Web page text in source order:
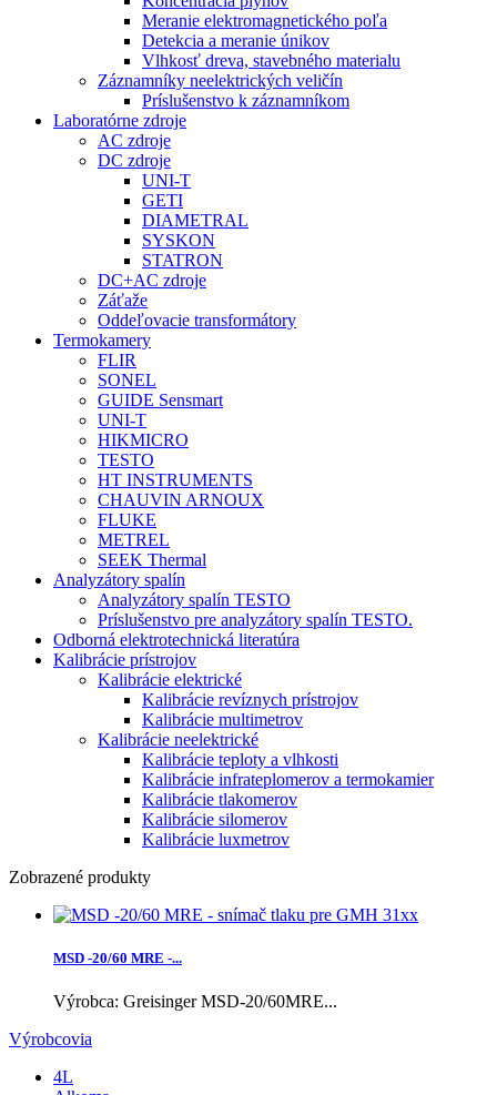
Meranie elektromagnetického poľa
Detekcia a meranie únikov
Vlhkosť dreva, stavebného materialu
Záznamníky neelektrických veličín
Príslušenstvo k záznamníkom
Laboratórne zdroje
AC zdroje
DC zdroje
UNI-T
GETI
DIAMETRAL
SYSKON
STATRON
DC+AC zdroje
Záťaže
Oddeľovacie transformátory
Termokamery
FLIR
SONEL
GUIDE Sensmart
UNI-T
HIKMICRO
TESTO
HT INSTRUMENTS
CHAUVIN ARNOUX
FLUKE
METREL
SEEK Thermal
Analyzátory spalín
Analyzátory spalín TESTO
Príslušenstvo pre analyzátory spalín TESTO.
Odborná elektrotechnická literatúra
Kalibrácie prístrojov
Kalibrácie elektrické
Kalibrácie revíznych prístrojov
Kalibrácie multimetrov
Kalibrácie neelektrické
Kalibrácie teploty a vlhkosti
Kalibrácie infrateplomerov a termokamier
Kalibrácie tlakomerov
Kalibrácie silomerov
Kalibrácie luxmetrov
Zobrazené produkty
MSD -20/60 MRE -...
Výrobca: Greisinger MSD-20/60MRE...
Výrobcovia
4L